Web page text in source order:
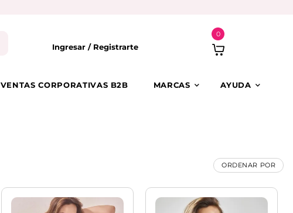
Ingresar / Registrarte
0
VENTAS CORPORATIVAS B2B MARCAS AYUDA
ORDENAR POR